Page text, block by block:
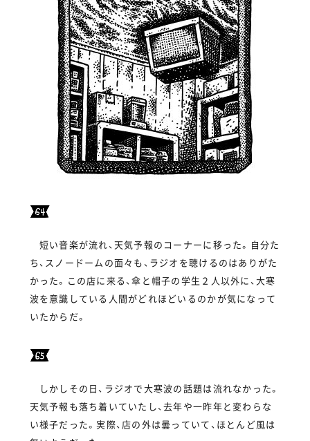
短い音楽が流れ、天気予報のコーナーに移った。自分た
ち、スノードームの面々も、ラジオを聴けるのはありがた
かった。この店に来る、傘と帽子の学生２人以外に、大寒
波を意識している人間がどれほどいるのかが気になって
いたからだ。
しかしその日、ラジオで大寒波の話題は流れなかった。
天気予報も落ち着いていたし、去年や一昨年と変わらな
い様子だった。実際、店の外は曇っていて、ほとんど風は